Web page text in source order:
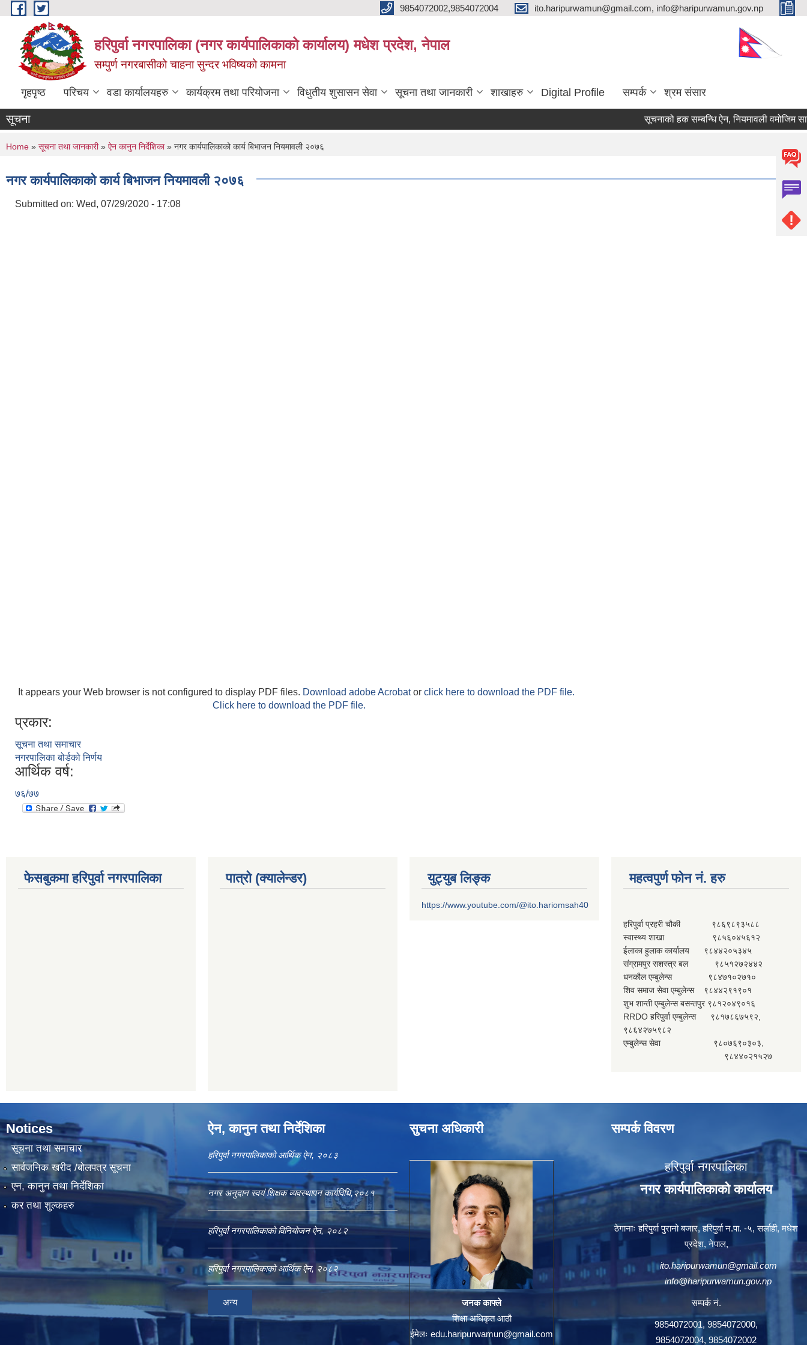
Skip to main content 9854072002,9854072004 ito.haripurwamun@gmail.com, info@haripurwamun.gov.np
हरिपुर्वा नगरपालिका (नगर कार्यपालिकाको कार्यालय) मधेश प्रदेश, नेपाल
सम्पुर्ण नगरबासीको चाहना सुन्दर भविष्यको कामना
गृहपृष्ठ परिचय वडा कार्यालयहरु कार्यक्रम तथा परियोजना विधुतीय शुसासन सेवा सूचना तथा जानकारी शाखाहरु Digital Profile सम्पर्क श्रम संसार
सूचना सूचनाको हक सम्बन्धि ऐन, नियमावली वमोजिम
You are here
Home » सूचना तथा जानकारी» ऐन कानुन निर्देशिका» नगर कार्यपालिकाको कार्य बिभाजन नियमावली २०७६
नगर कार्यपालिकाको कार्य बिभाजन नियमावली २०७६
Submitted on: Wed, 07/29/2020 - 17:08
It appears your Web browser is not configured to display PDF files. Download adobe Acrobator click here to download the PDF file.
Click here to download the PDF file.
प्रकार:
सूचना तथा समाचार
नगरपालिका बोर्डको निर्णय
आर्थिक वर्ष:
७६/७७
फेसबुकमा हरिपुर्वा नगरपालिका पात्रो (क्यालेन्डर) युट्युब लिङ्क
https://www.youtube.com/@ito.hariomsah40
महत्वपुर्ण फोन नं. हरु
हरिपुर्वा प्रहरी चौकी ९८६९८९३५८८
स्वास्थ्य शाखा ९८५६०४५६१२
ईलाका हुलाक कार्यालय ९८४४२०५३४५
संग्रामपुर सशस्त्र बल ९८५१२७२४४२
धनकौल एम्बुलेन्स ९८४७१०२७१०
शिव समाज सेवा एम्बुलेन्स ९८४४२९१९०१
शुभ शान्ती एम्बुलेन्स बसन्तपुर ९८१२०४९०१६
RRDO हरिपुर्वा एम्बुलेन्स ९८१७८६७५९२,
९८६४२७५९८२
एम्बुलेन्स सेवा ९८०७६९०३०३,
९८४४०२१५२७
Notices
सूचना तथा समाचार
सार्वजनिक खरीद /बोलपत्र सूचना
एन, कानुन तथा निर्देशिका
कर तथा शुल्कहरु
ऐन, कानुन तथा निर्देशिका
हरिपुर्वा नगरपालिकाको आर्थिक ऐन, २०८३
नगर अनुदान स्वयं शिक्षक व्यवस्थापन कार्यविधि,२०८१
हरिपुर्वा नगरपालिकाको विनियोजन ऐन, २०८२
हरिपुर्वा नगरपालिकाको आर्थिक ऐन, २०८२
अन्य
सुचना अधिकारी
जनक काफ्ले
शिक्षा अधिकृत आठौ
ईमेलः edu.haripurwamun@gmail.com
सम्पर्क विवरण
हरिपुर्वा नगरपालिका
नगर कार्यपालिकाको कार्यालय
ठेगानाः हरिपुर्वा पुरानो बजार, हरिपुर्वा न.पा. -५, सर्लाही, मधेश
प्रदेश, नेपाल,
ito.haripurwamun@gmail.com
info@haripurwamun.gov.np
सम्पर्क नं.
9854072001, 9854072000,
9854072004, 9854072002